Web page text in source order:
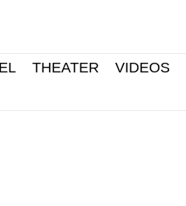
THEATER VIDEOS